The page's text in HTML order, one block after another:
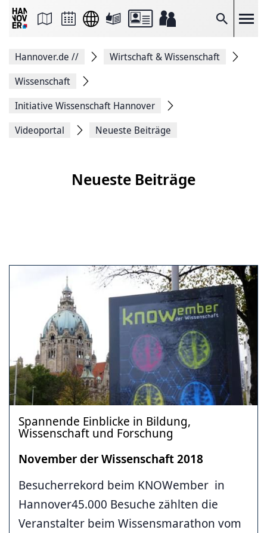
Suche
Seite
Facebook
teilen
Seitenlink
Seite
Hannover.de //
Wirtschaft & Wissenschaft
Wissenschaft
Initiative Wissenschaft Hannover
Videoportal
Neueste Beiträge
Neueste Beiträge
Spannende Einblicke in Bildung,
Wissenschaft und Forschung
November der Wissenschaft 2018
Besucherrekord beim KNOWember in
Hannover45.000 Besuche zählten die
Veranstalter beim Wissensmarathon vom